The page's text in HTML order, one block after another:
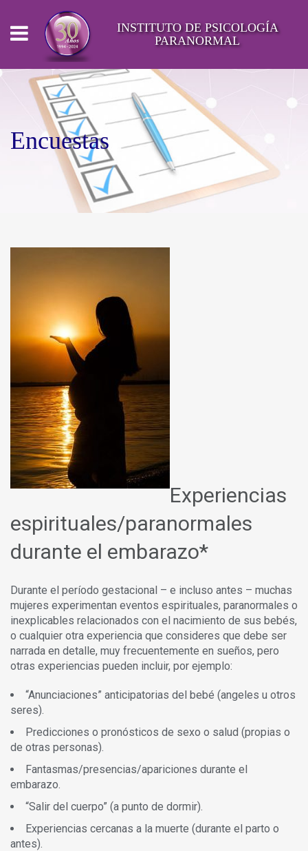
INSTITUTO DE PSICOLOGÍA
PARANORMAL
Encuestas
Experiencias
espirituales/paranormales
durante el embarazo*
Durante el período gestacional – e incluso antes – muchas
mujeres experimentan eventos espirituales, paranormales o
inexplicables relacionados con el nacimiento de sus bebés,
o cualquier otra experiencia que consideres que debe ser
narrada en detalle, muy frecuentemente en sueños, pero
otras experiencias pueden incluir, por ejemplo:
“Anunciaciones” anticipatorias del bebé (angeles u otros
seres).
Predicciones o pronósticos de sexo o salud (propias o
de otras personas).
Fantasmas/presencias/apariciones durante el
embarazo.
“Salir del cuerpo” (a punto de dormir).
Experiencias cercanas a la muerte (durante el parto o
antes).